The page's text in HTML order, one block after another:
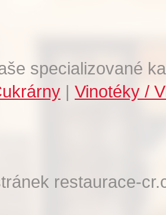
specializované
| Vinotéky /
restaurace-